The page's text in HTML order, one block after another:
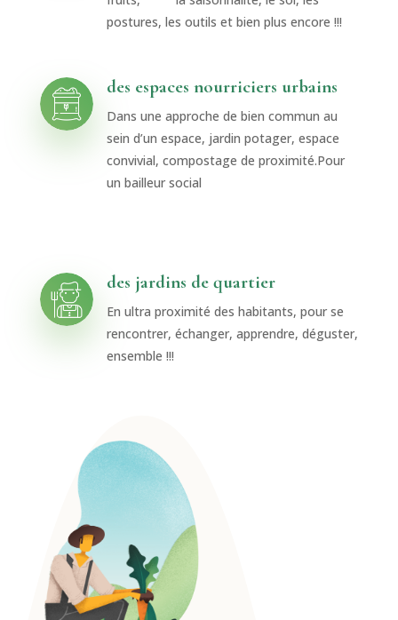
postures, les outils et bien plus encore !!!
des espaces nourriciers urbains
Dans une approche de bien commun au
sein d’un espace, jardin potager, espace
convivial, compostage de proximité.Pour
un bailleur social
des jardins de quartier
En ultra proximité des habitants, pour se
rencontrer, échanger, apprendre, déguster,
ensemble !!!